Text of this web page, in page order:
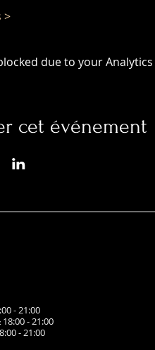
>
due to your
cet événement
- 21:00
18:00 - 21:00
- 21:00